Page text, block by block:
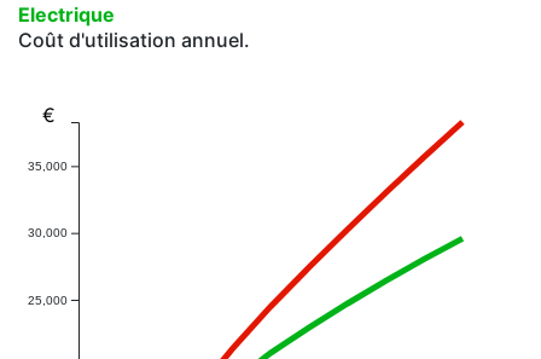
Electrique
Coût d'utilisation annuel.
25,000
30,000
35,000
€